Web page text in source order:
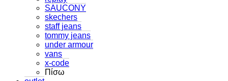
SAUCONY
skechers
staff jeans
tommy jeans
under armour
vans
x-code
Πίσω